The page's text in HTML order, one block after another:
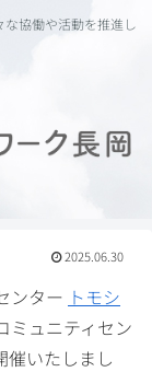
協働や活動を推進し
2025.06.30
ンター トモシ
ミュニティセン
催いたしまし